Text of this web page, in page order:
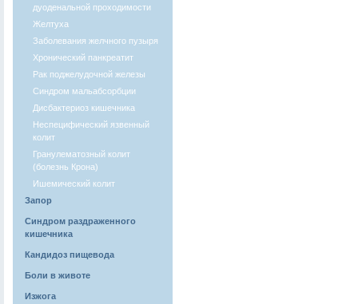
дуоденальной проходимости
Желтуха
Заболевания желчного пузыря
Хронический панкреатит
Рак поджелудочной железы
Синдром мальабсорбции
Дисбактериоз кишечника
Неспецифический язвенный
колит
Гранулематозный колит
(болезнь Крона)
Ишемический колит
Запор
Синдром раздраженного
кишечника
Кандидоз пищевода
Боли в животе
Изжога